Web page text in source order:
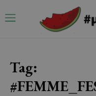
Tag: